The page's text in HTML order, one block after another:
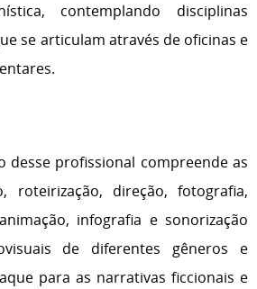
contemplando disciplinas
se articulam através de oficinas e
desse profissional compreende as
roteirização, direção, fotografia,
infografia e sonorização
de diferentes gêneros e
para as narrativas ficcionais e